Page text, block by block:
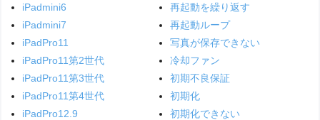
iPadmini6
iPadmini7
iPadPro11
iPadPro11第2世代
iPadPro11第3世代
iPadPro11第4世代
iPadPro12.9
再起動を繰り返す
再起動ループ
写真が保存できない
冷却ファン
初期不良保証
初期化
初期化できない